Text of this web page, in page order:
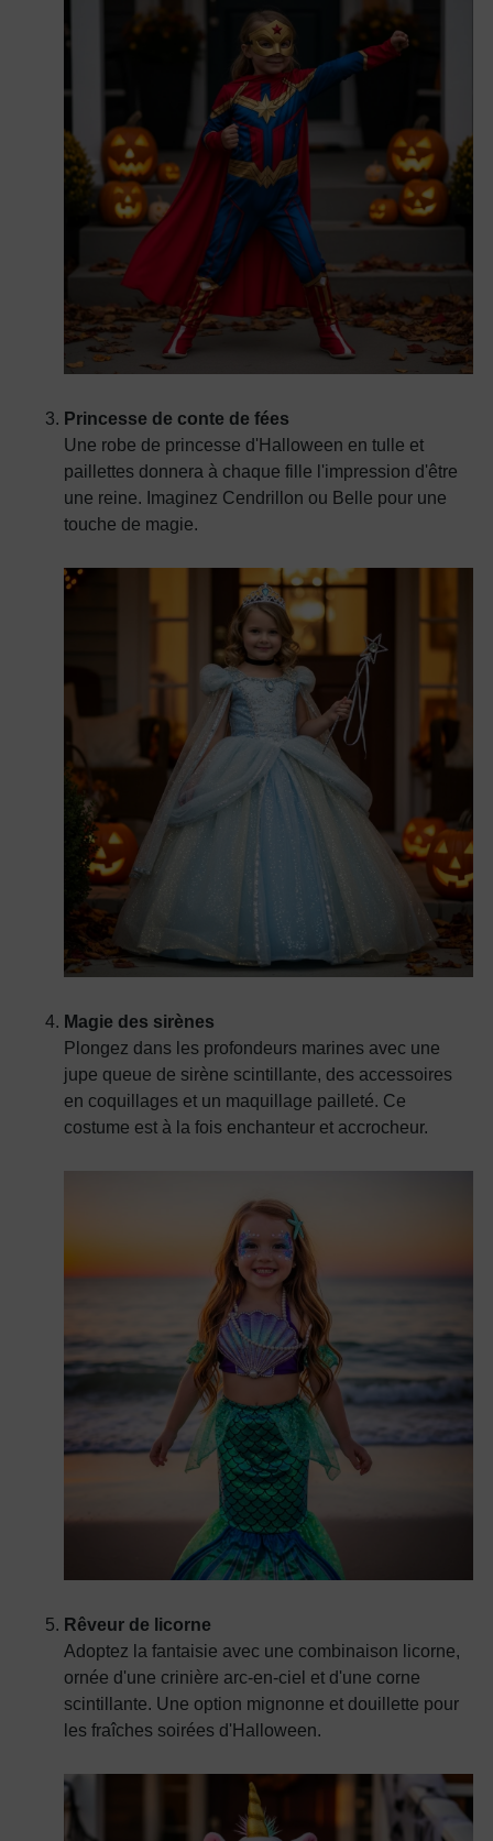
Princesse de conte de fées
Une robe de princesse d'Halloween en tulle et
paillettes donnera à chaque fille l'impression d'être
une reine. Imaginez Cendrillon ou Belle pour une
touche de magie.
Magie des sirènes
Plongez dans les profondeurs marines avec une
jupe queue de sirène scintillante, des accessoires
en coquillages et un maquillage pailleté. Ce
costume est à la fois enchanteur et accrocheur.
Rêveur de licorne
Adoptez la fantaisie avec une combinaison licorne,
ornée d'une crinière arc-en-ciel et d'une corne
scintillante. Une option mignonne et douillette pour
les fraîches soirées d'Halloween.